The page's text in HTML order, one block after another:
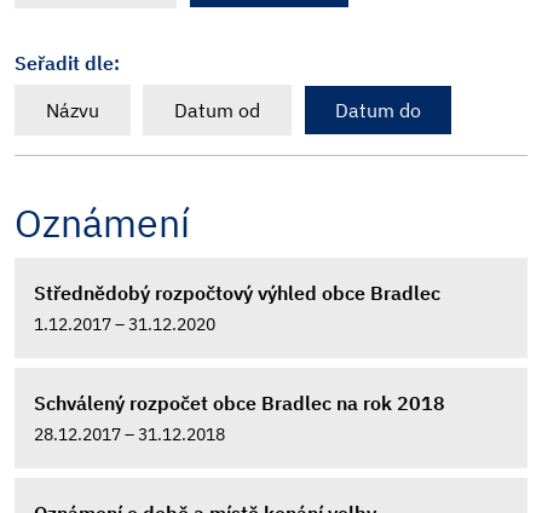
Seřadit dle:
Názvu
Datum od Datum do
Oznámení
Střednědobý rozpočtový výhled obce Bradlec
1.12.2017 – 31.12.2020
Schválený rozpočet obce Bradlec na rok 2018
28.12.2017 – 31.12.2018